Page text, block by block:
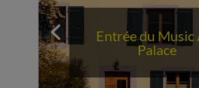
Entrée du
Palace